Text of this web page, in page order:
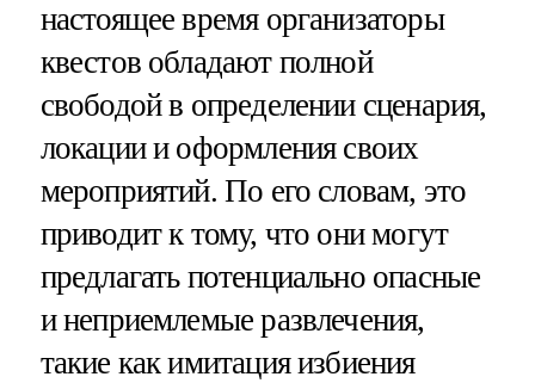
настоящее время организаторы
квестов обладают полной
свободой в определении сценария,
локации и оформления своих
мероприятий. По его словам, это
приводит к тому, что они могут
предлагать потенциально опасные
и неприемлемые развлечения,
такие как имитация избиения